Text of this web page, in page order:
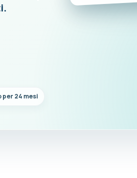
24 mesi